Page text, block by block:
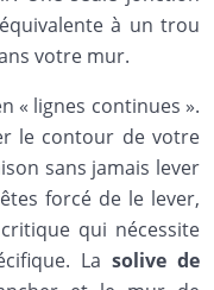
à un trou
votre mur.
« lignes continues ».
le contour de votre
sans jamais lever
forcé de le lever,
qui nécessite
La solive de